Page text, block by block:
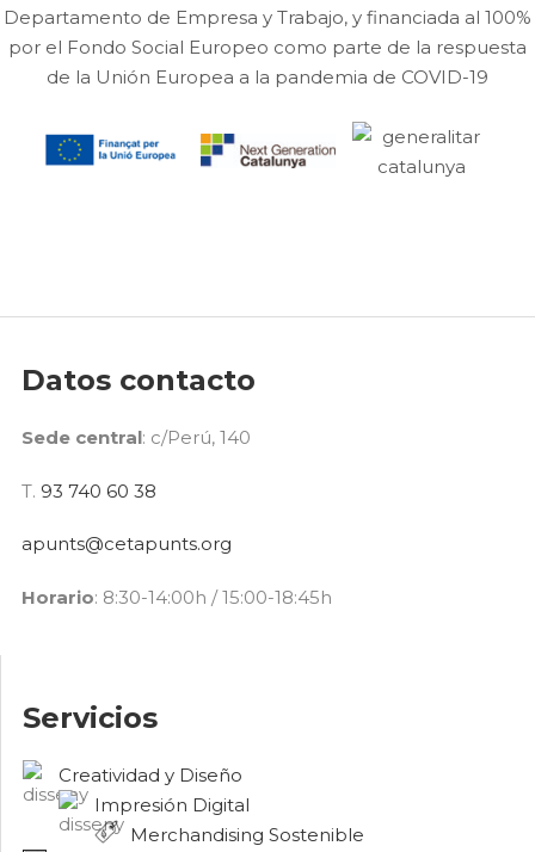
Departamento de Empresa y Trabajo, y financiada al 100%
por el Fondo Social Europeo como parte de la respuesta
de la Unión Europea a la pandemia de COVID-19
Datos contacto
Sede central: c/Perú, 140
T. 93 740 60 38
apunts@cetapunts.org
Horario: 8:30-14:00h / 15:00-18:45h
Servicios
Creatividad y Diseño
Impresión Digital
Merchandising Sostenible